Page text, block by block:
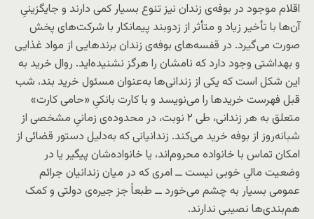
اقلام موجود در بوفه‌ی زندان نیز تنوع بسیار کمی دارند و جایگزینیِ
آن‌ها با تأخیر زیاد و متأثر از زدوبند پیمانکار با شرکت‌های پخش
صورت می‌گیرد. در قفسه‌های بوفه‌ی زندان برندهایی از مواد غذایی
و بهداشتی وجود دارد که نامشان را هرگز نشنیده‌اید. روال خرید به
این شکل است که یکی از زندانی‌ها به‌عنوان مسئول خرید بند، شب
قبل فهرست خریدها را می‌نویسد و با کارت بانکیِ «حامی کارت»
متعلق به هر زندانی، طی ۲ نوبت، در محدوده‌ی زمانیِ مشخصی از
شبانه‌روز از بوفه خرید می‌کند. زندانیانی که به‌دلیل دستور قضائی از
امکان تماس با خانواده محروم‌اند، یا خانواده‌شان پیگیر یا در
وضعیت مالیِ خوبی نیست ــ امری که در میان زندانیان جرائم
عمومی بسیار به چشم می‌خورد ــ طبعاً جز جیره‌ی دولتی و کمک
هم‌بندی‌ها نصیبی ندارند.